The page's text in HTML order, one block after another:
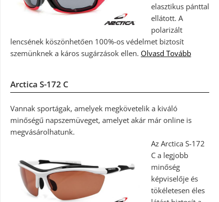
elasztikus pánttal
ellátott. A
polarizált
lencsének köszönhetően 100%-os védelmet biztosít
szemünknek a káros sugárzások ellen. Olvasd Tovább
Arctica S-172 C
Vannak sportágak, amelyek megkövetelik a kiváló
minőségű napszemüveget, amelyet akár már online is
megvásárolhatunk.
Az Arctica S-172
C a legjobb
minőség
képviselője és
tökéletesen éles